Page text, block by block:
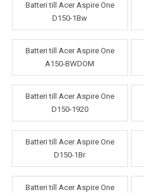
Batteri till Acer Aspire One
D150-1Bw
Batteri till Acer Aspire One
A150-BWDOM
Batteri till Acer Aspire One
D150-1920
Batteri till Acer Aspire One
D150-1Br
Batteri till Acer Aspire One